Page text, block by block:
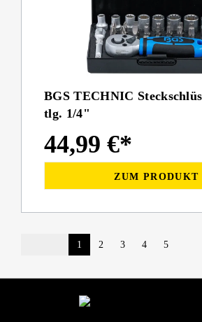
BGS TECHNIC
tlg. 1/4"
44,99 €*
ZUM PRODUKT
1 2 3 4 5